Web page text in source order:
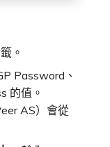
。
Password、
的值。
AS）會從